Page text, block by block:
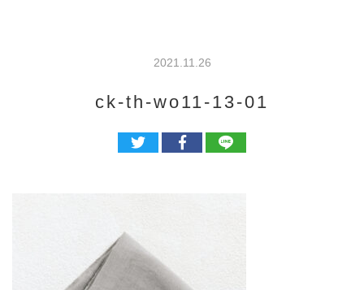
2021.11.26
ck-th-wo11-13-01